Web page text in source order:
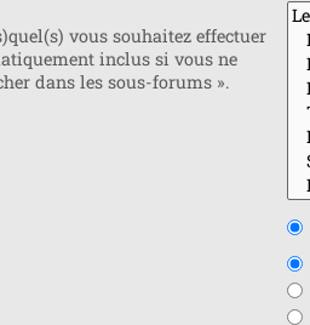
vous souhaitez effectuer
inclus si vous ne
dans les sous-forums ».